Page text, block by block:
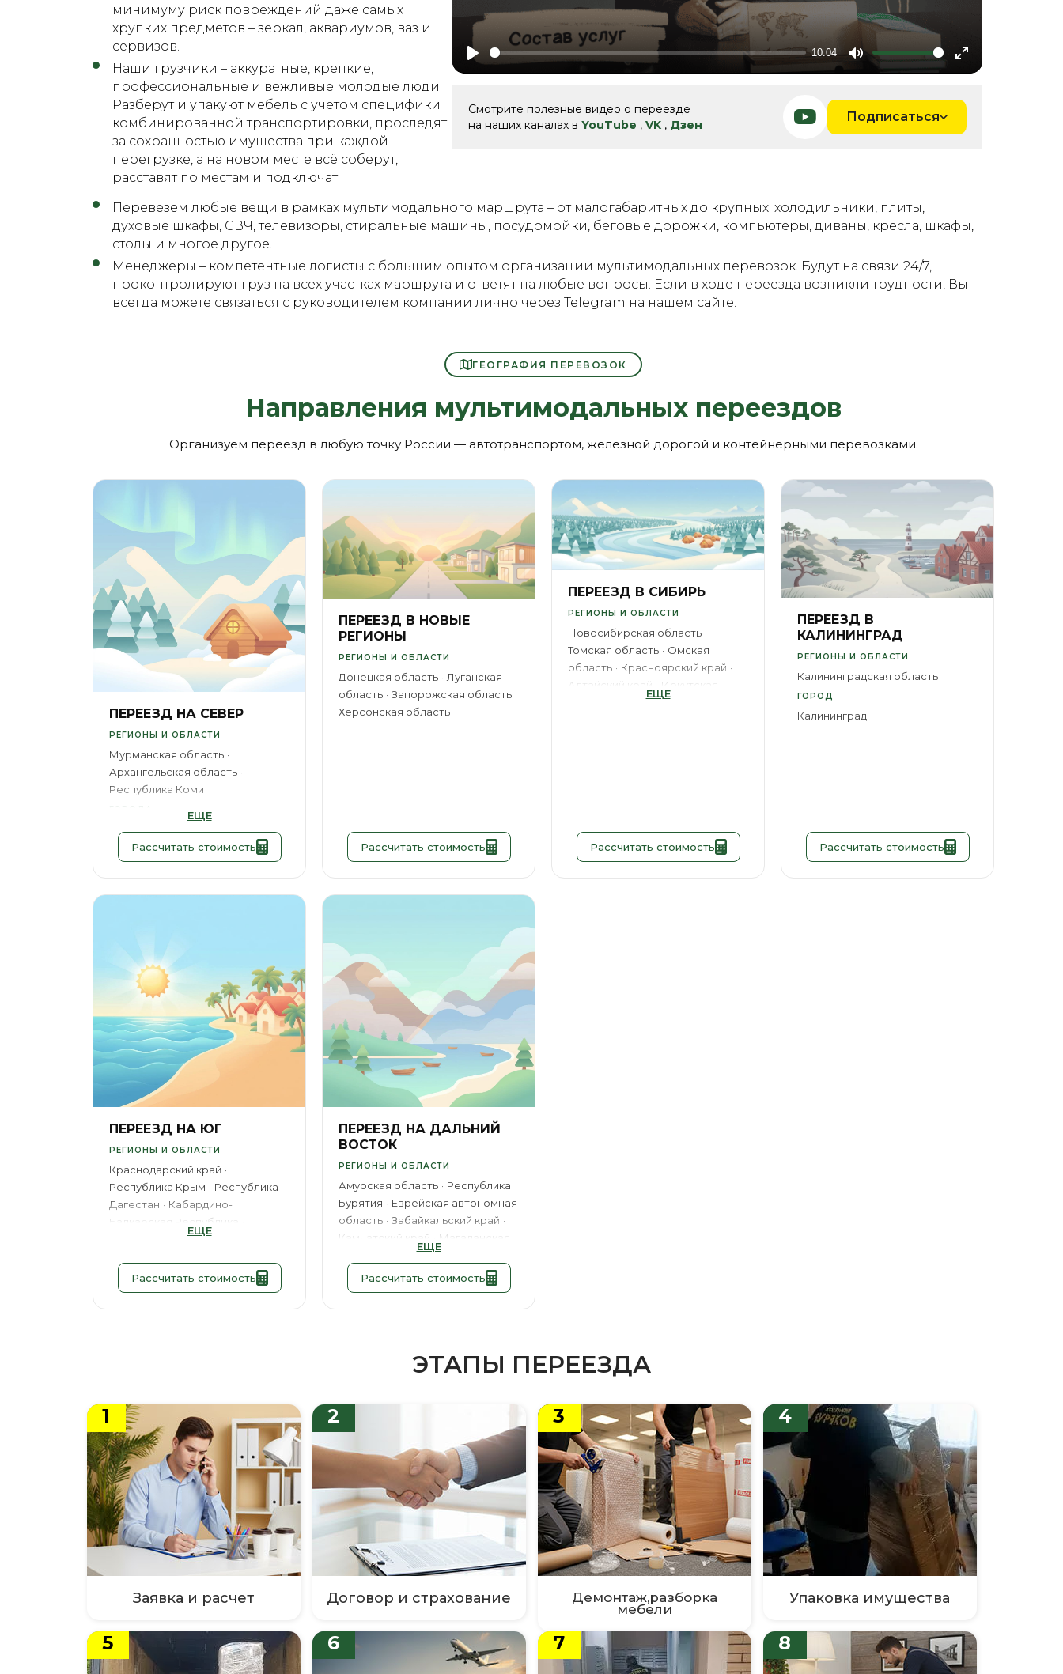
минимуму риск повреждений даже самых
хрупких предметов – зеркал, аквариумов, ваз и
сервизов.
Наши грузчики – аккуратные, крепкие,
профессиональные и вежливые молодые люди.
Разберут и упакуют мебель с учётом специфики
комбинированной транспортировки, проследят
за сохранностью имущества при каждой
перегрузке, а на новом месте всё соберут,
расставят по местам и подключат.
Play
10:04
Mute
Enter
Смотрите полезные видео о переезде
на наших каналах в YouTube , VK , Дзен
Подписаться
Перевезем любые вещи в рамках мультимодального маршрута – от малогабаритных до крупных: холодильники, плиты,
духовые шкафы, СВЧ, телевизоры, стиральные машины, посудомойки, беговые дорожки, компьютеры, диваны, кресла, шкафы,
столы и многое другое.
Менеджеры – компетентные логисты с большим опытом организации мультимодальных перевозок. Будут на связи 24/7,
проконтролируют груз на всех участках маршрута и ответят на любые вопросы. Если в ходе переезда возникли трудности, Вы
всегда можете связаться с руководителем компании лично через Telegram на нашем сайте.
ГЕОГРАФИЯ ПЕРЕВОЗОК
Направления мультимодальных переездов
Организуем переезд в любую точку России — автотранспортом, железной дорогой и контейнерными перевозками.
ПЕРЕЕЗД НА СЕВЕР
РЕГИОНЫ И ОБЛАСТИ
Мурманская область
Архангельская область
Республика Коми
Мар
ЕЩЕ
Рассчитать стоимость
ПЕРЕЕЗД В НОВЫЕ
РЕГИОНЫ
РЕГИОНЫ И ОБЛАСТИ
Донецкая область
Луганская
область
Запорожская область
Херсонская область
Рассчитать стоимость
ПЕРЕЕЗД В СИБИРЬ
РЕГИОНЫ И ОБЛАСТИ
Новосибирская область
Томская область
Омская
область
Красноярский край
Алтайский край
Иркутская
Кемеровская область
ЕЩЕ
Рассчитать стоимость
ПЕРЕЕЗД В
КАЛИНИНГРАД
РЕГИОНЫ И ОБЛАСТИ
Калининградская область
ГОРОД
Калининград
Рассчитать стоимость
ПЕРЕЕЗД НА ЮГ
РЕГИОНЫ И ОБЛАСТИ
Краснодарский край
Республика Крым
Республика
Дагестан
Кабардино-
Балкарская Республика
Республика Адыгея
Калмыкия
ГОРОДА
ЕЩЕ
Рассчитать стоимость
ПЕРЕЕЗД НА ДАЛЬНИЙ
ВОСТОК
РЕГИОНЫ И ОБЛАСТИ
Амурская область
Республика
Бурятия
Еврейская автономная
область
Забайкальский край
Камчатский край
Магаданская
Республика Саха
(Якутия)
Приморский край
Сахалинская область
Южно-Сахалинск
ЕЩЕ
Рассчитать стоимость
ЭТАПЫ ПЕРЕЕЗДА
1
Заявка и расчет
2
Договор и страхование
3
Демонтаж,разборка
мебели
4
Упаковка имущества
5 6 7 8